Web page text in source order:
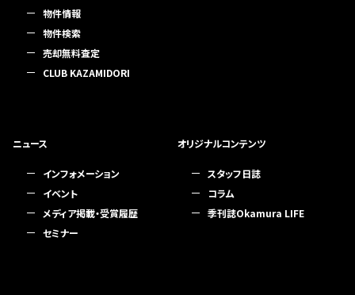
物件情報
物件検索
売却無料査定
CLUB KAZAMIDORI
ニュース
インフォメーション
イベント
メディア掲載・受賞履歴
セミナー
オリジナルコンテンツ
スタッフ日誌
コラム
季刊誌Okamura LIFE